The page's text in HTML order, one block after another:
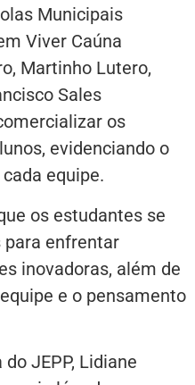
Municipais
Viver Caúna
Martinho Lutero,
Sales
os
evidenciando o
equipe.
os estudantes se
enfrentar
inovadoras, além de
e o pensamento
JEPP, Lidiane